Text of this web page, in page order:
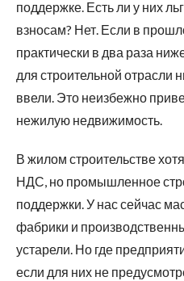
поддержке. Есть ли у них
взносам? Нет. Если в
практически в два раза
для строительной отрасли
ввели. Это неизбежно
нежилую недвижимость.
В жилом строительстве
НДС, но промышленное
поддержки. У нас сейчас
фабрики и
устарели. Но где
если для них не